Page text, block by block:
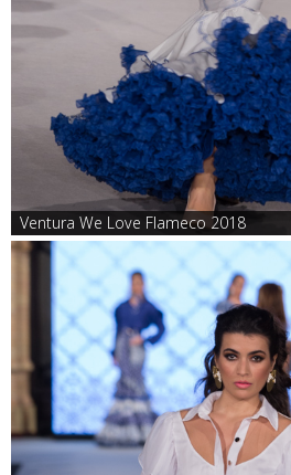
Ventura We Love Flameco 2018